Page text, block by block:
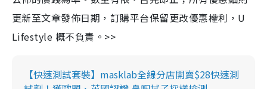
更新至文章發佈日期，訂購平台保留更改優惠權利，U
Lifestyle 概不負責。>>
【快速測試套裝】masklab全線分店開賣$28快速測